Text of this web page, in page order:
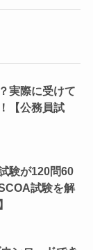
実際に受けて
【公務員試
験が120問60
試験を解